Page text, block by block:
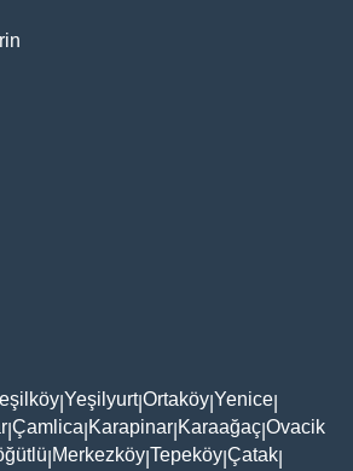
Yeşilyurt|Ortaköy Yenice
Çamlica Karapinar Karaağaç Ovacik
Merkezköy Tepeköy Çatak